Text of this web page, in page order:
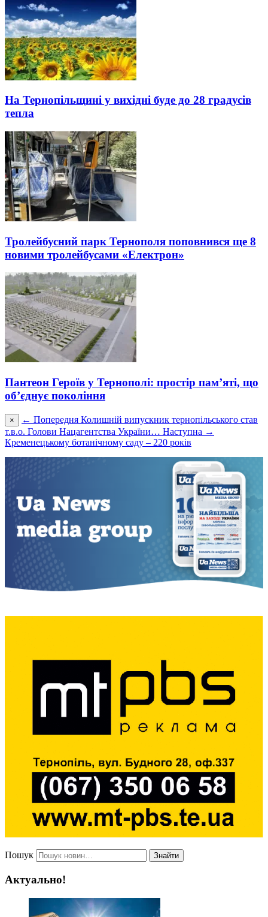
На Тернопільщині у вихідні буде до 28 градусів
тепла
Тролейбусний парк Тернополя поповнився ще 8
новими тролейбусами «Електрон»
Пантеон Героїв у Тернополі: простір пам’яті, що
об’єднує покоління
× ← Попередня Колишній випускник тернопільського став
т.в.о. Голови Нацагентства України… Наступна →
Кременецькому ботанічному саду – 220 років
Пошук Знайти
Актуально!